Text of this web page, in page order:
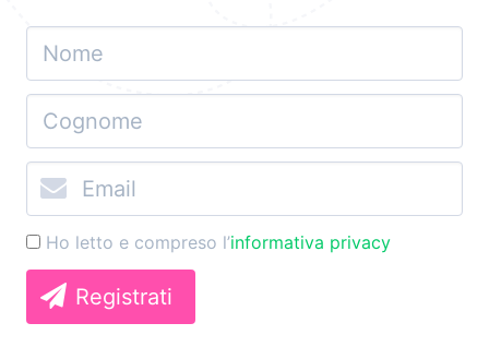
Ho letto e compreso l’informativa privacy
Registrati